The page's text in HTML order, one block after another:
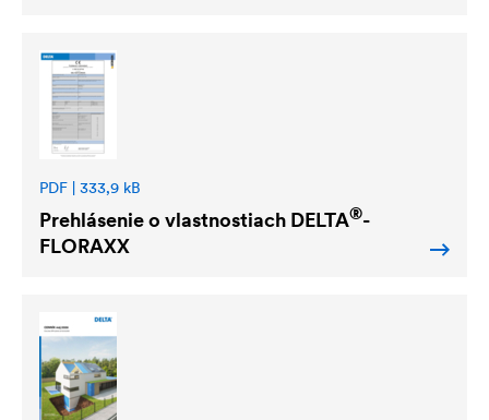
PDF | 333,9 kB
Prehlásenie o vlastnostiach DELTA®-
FLORAXX